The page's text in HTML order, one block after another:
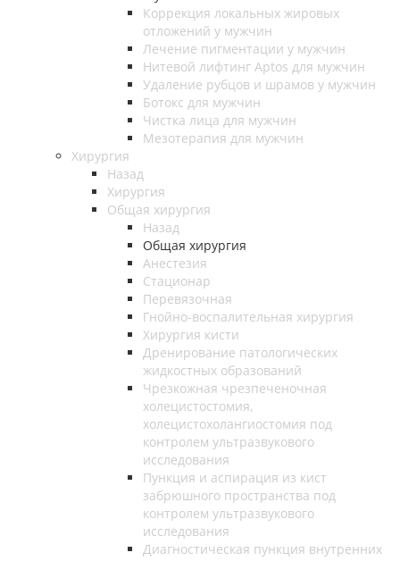
Коррекция локальных жировых
отложений у мужчин
Лечение пигментации у мужчин
Нитевой лифтинг Aptos для мужчин
Удаление рубцов и шрамов у мужчин
Ботокс для мужчин
Чистка лица для мужчин
Мезотерапия для мужчин
Хирургия
Назад
Хирургия
Общая хирургия
Назад
Общая хирургия
Анестезия
Стационар
Перевязочная
Гнойно-воспалительная хирургия
Хирургия кисти
Дренирование патологических
жидкостных образований
Чрезкожная чрезпеченочная
холецистостомия,
холецистохолангиостомия под
контролем ультразвукового
исследования
Пункция и аспирация из кист
забрюшного пространства под
контролем ультразвукового
исследования
Диагностическая пункция внутренних